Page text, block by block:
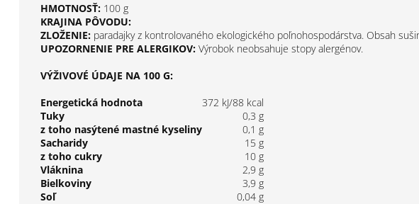
HMOTNOSŤ: 100 g
KRAJINA PÔVODU:
ZLOŽENIE: paradajky z kontrolovaného ekologického poľnohospodárstva. Obsah
UPOZORNENIE PRE ALERGIKOV: Výrobok neobsahuje stopy alergénov.
VÝŽIVOVÉ ÚDAJE NA 100 G:
Energetická hodnota
372 kJ/88 kcal
Tuky
0,3 g
z toho nasýtené mastné kyseliny
0,1 g
Sacharidy
15 g
z toho cukry
10 g
Vláknina
2,9 g
Bielkoviny
3,9 g
Soľ
0,04 g